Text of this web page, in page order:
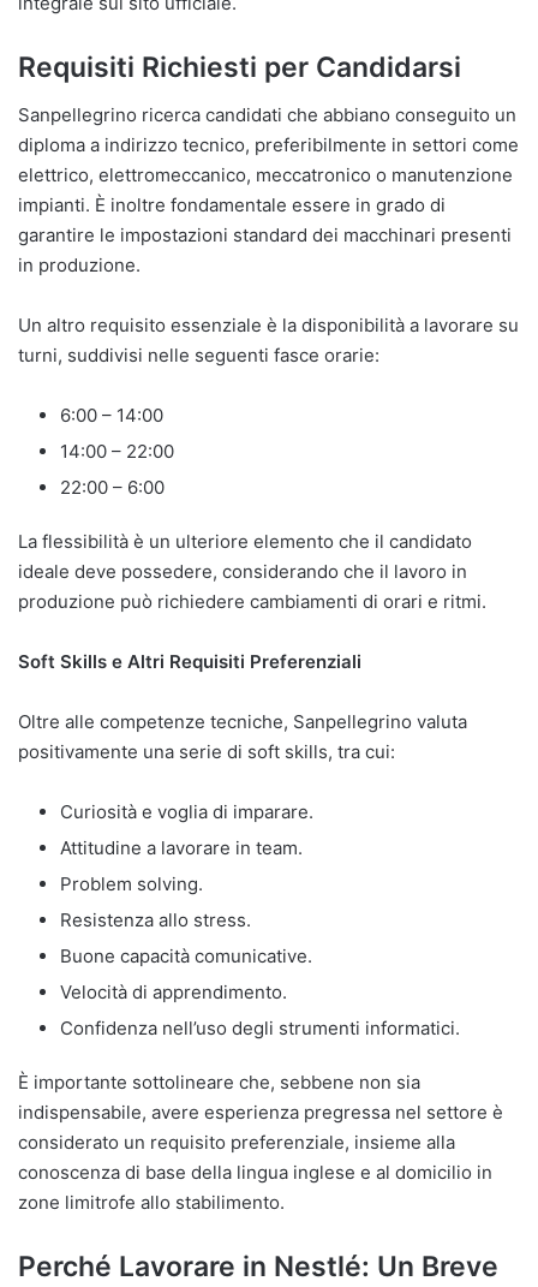
Requisiti Richiesti per Candidarsi
Sanpellegrino ricerca candidati che abbiano conseguito un
diploma a indirizzo tecnico, preferibilmente in settori come
elettrico, elettromeccanico, meccatronico o manutenzione
impianti. È inoltre fondamentale essere in grado di
garantire le impostazioni standard dei macchinari presenti
in produzione.
Un altro requisito essenziale è la disponibilità a lavorare su
turni, suddivisi nelle seguenti fasce orarie:
6:00 – 14:00
14:00 – 22:00
22:00 – 6:00
La flessibilità è un ulteriore elemento che il candidato
ideale deve possedere, considerando che il lavoro in
produzione può richiedere cambiamenti di orari e ritmi.
Soft Skills e Altri Requisiti Preferenziali
Oltre alle competenze tecniche, Sanpellegrino valuta
positivamente una serie di soft skills, tra cui:
Curiosità e voglia di imparare.
Attitudine a lavorare in team.
Problem solving.
Resistenza allo stress.
Buone capacità comunicative.
Velocità di apprendimento.
Confidenza nell’uso degli strumenti informatici.
È importante sottolineare che, sebbene non sia
indispensabile, avere esperienza pregressa nel settore è
considerato un requisito preferenziale, insieme alla
conoscenza di base della lingua inglese e al domicilio in
zone limitrofe allo stabilimento.
Perché Lavorare in Nestlé: Un Breve